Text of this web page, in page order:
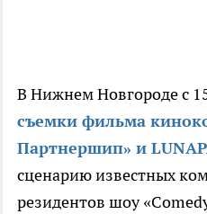
В Нижнем Новгороде с
съемки фильма
Партнершип» и
сценарию известных
резидентов шоу